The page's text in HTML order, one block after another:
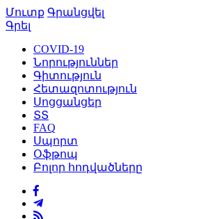
Մուտք Գրանցվել
Գրել
COVID-19
Նորություններ
Գիտություն
Հետազոտություն
Սոցցանցեր
ՏՏ
FAQ
Սպորտ
Օֆթոպ
Բոլոր հոդվածները